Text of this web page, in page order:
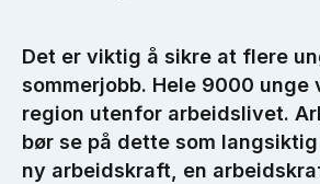
Det er viktig å sikre at flere
sommerjobb. Hele 9000 unge
region utenfor arbeidslivet.
bør se på dette som
ny arbeidskraft, en